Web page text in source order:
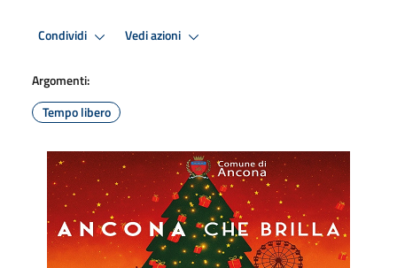
Condividi Vedi azioni
Argomenti:
Tempo libero